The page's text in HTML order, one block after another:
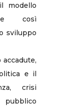
modello
così
sviluppo
e il
crisi
pubblico